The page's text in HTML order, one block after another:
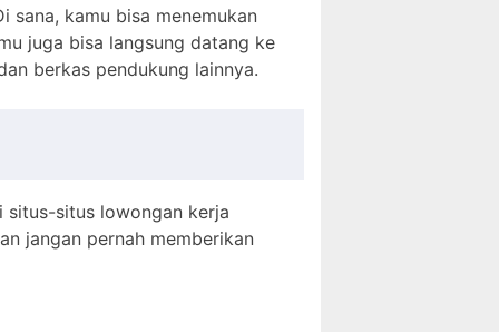
sana, kamu bisa menemukan
juga bisa langsung datang ke
berkas pendukung lainnya.
situs-situs lowongan kerja
jangan pernah memberikan